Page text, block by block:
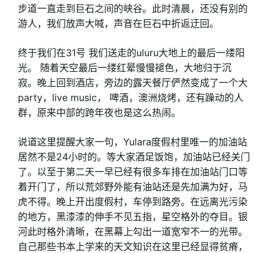
步道一直走到巨石之间的峡谷。此时清晨，还没有别的
游人，我们放声大喊，声音在巨石中折返迂回。
终于我们在31号 我们送走的uluru大地上的最后一缕阳
光。 随着天空最后一缕红晕慢慢褪色，大地归于沉
寂。晚上回到酒店，旁边的露天餐厅俨然变成了一个大
party，live music， 啤酒，澳洲烧烤，还有躁动的人
群，原来中部的跨年夜也是这么热闹。
说道这里提醒大家一句，Yulara度假村里唯一的加油站
居然不是24小时的。等大家酒足饭饱，加油站已经关门
了。以至于第二天一早已经有很多车排在加油站门口等
着开门了，所以荒郊野外能有油站还是先加满为好，马
虎不得。晚上开出度假村，车停到路旁。在远离光污染
的地方，黑漆漆的伸手不见五指，星空格外的夺目。银
河此时格外清晰，在黑幕上勾出一道宽窄不一的光带。
自己那些书本上学来的天文知识在这里已经显得贫瘠，